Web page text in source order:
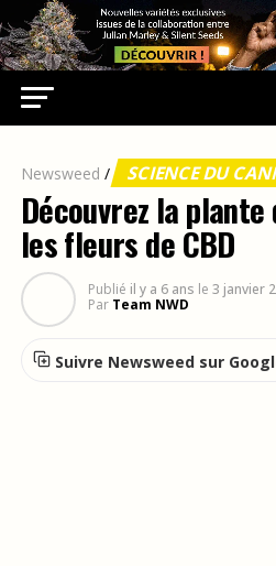
Newsweed / SCIENCE DU
Découvrez la
les fleurs de CBD
Publié il y a 6 ans le 3 janvier
Par Team NWD
Suivre Newsweed sur